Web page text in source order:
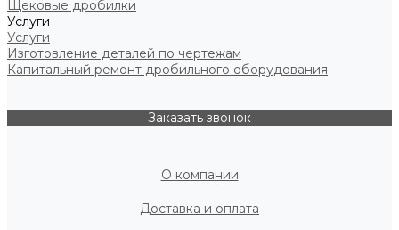
Щековые дробилки
Услуги
Услуги
Изготовление деталей по чертежам
Капитальный ремонт дробильного оборудования
Заказать звонок
О компании
Доставка и оплата